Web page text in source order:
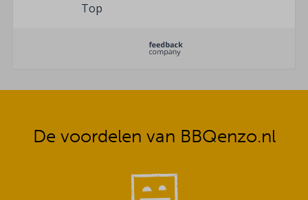
Top
De voordelen van BBQenzo.nl